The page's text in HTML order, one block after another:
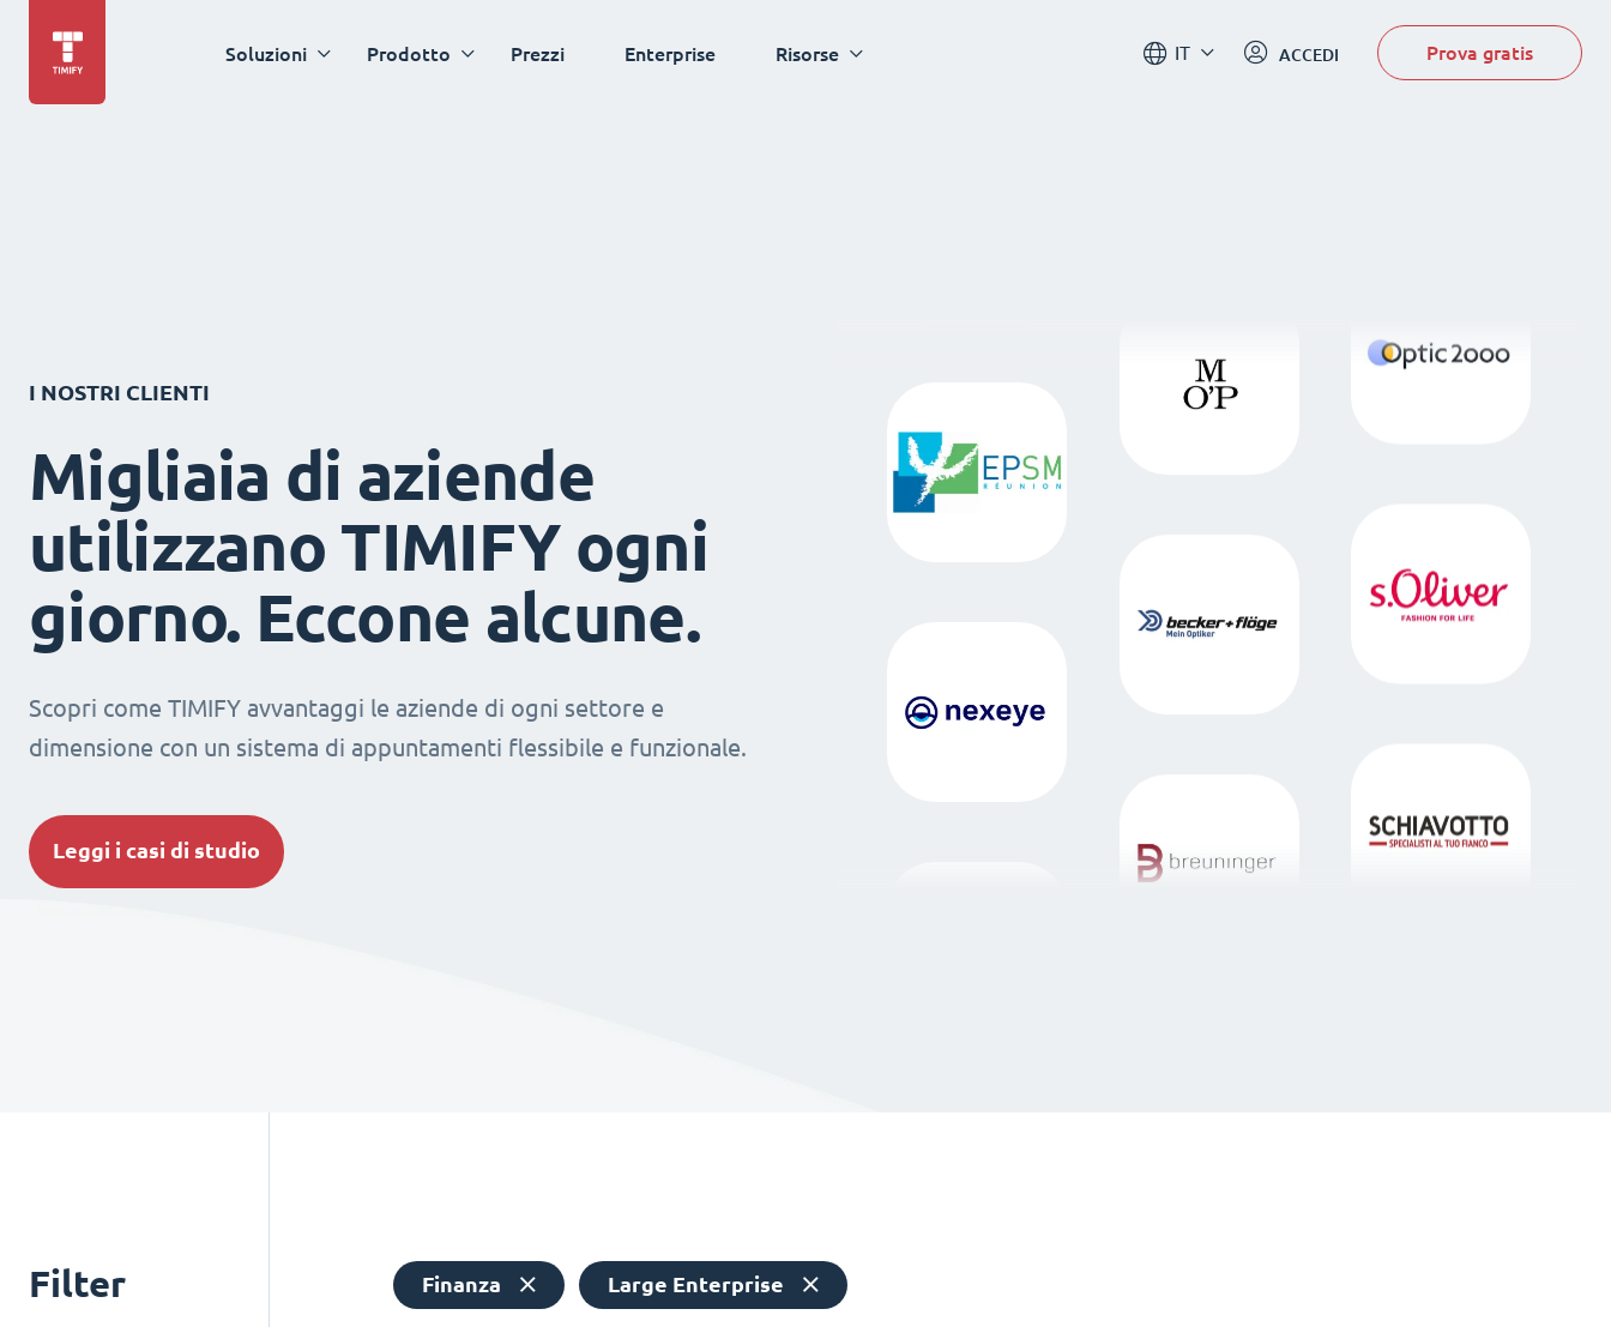
Soluzioni Prodotto Prezzi Enterprise Risorse IT ACCEDI Prova gratis
I NOSTRI CLIENTI
Migliaia di aziende
utilizzano TIMIFY ogni
giorno. Eccone alcune.
Scopri come TIMIFY avvantaggi le aziende di ogni settore e
dimensione con un sistema di appuntamenti flessibile e funzionale.
Leggi i casi di studio
Filter Finanza Large Enterprise